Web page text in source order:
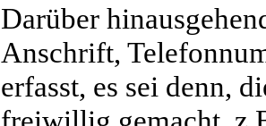
Darüber
Anschrift,
erfasst, es sei denn,